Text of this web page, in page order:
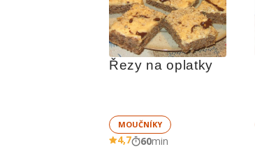
Řezy na oplatky
MOUČNÍKY
4,7 60min